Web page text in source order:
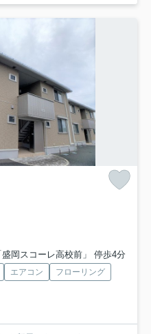
岡スコーレ高校前」 停歩4分
エアコン
フローリング